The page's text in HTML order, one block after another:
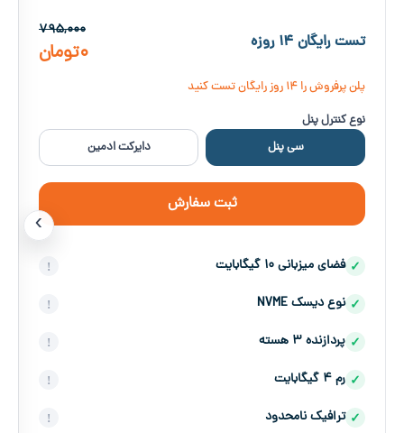
۷۹۵,۰۰۰
۰تومان تست رایگان ۱۴ روزه
پلن پرفروش را ۱۴ روز رایگان تست کنید
نوع کنترل پنل
سی پنل
دایرکت ادمین
ثبت سفارش
فضای میزبانی ۱۰ گیگابایت
نوع دیسک NVME
پردازنده ۳ هسته
رم ۴ گیگابایت
ترافیک نامحدود
‹